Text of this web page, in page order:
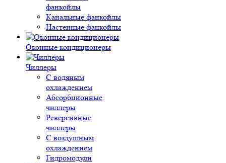
фанкойлы
Канальные фанкойлы
Настенные фанкойлы
Оконные кондиционеры
Чиллеры
С водяным
охлаждением
Абсорбционные
чиллеры
Реверсивные
чиллеры
С воздушным
охлаждением
Гидромодули